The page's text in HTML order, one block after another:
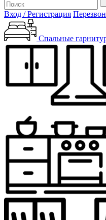
Вход / Регистрация
Спальные